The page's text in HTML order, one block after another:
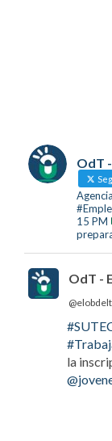
OdT
15 PM
OdT -
la